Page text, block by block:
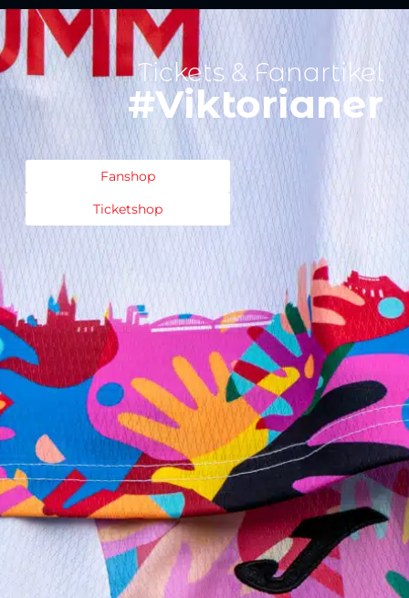
Tickets & Fanartikel
#Viktorianer
Fanshop
Ticketshop